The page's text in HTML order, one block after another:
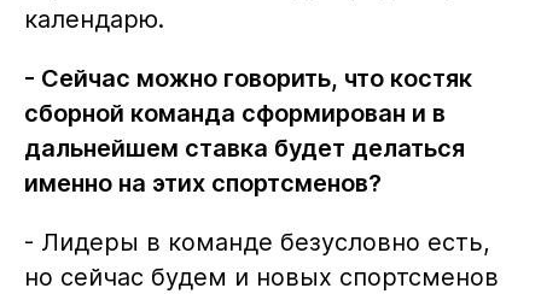
календарю.
- Сейчас можно говорить, что костяк
сборной команда сформирован и в
дальнейшем ставка будет делаться
именно на этих спортсменов?
- Лидеры в команде безусловно есть,
но сейчас будем и новых спортсменов